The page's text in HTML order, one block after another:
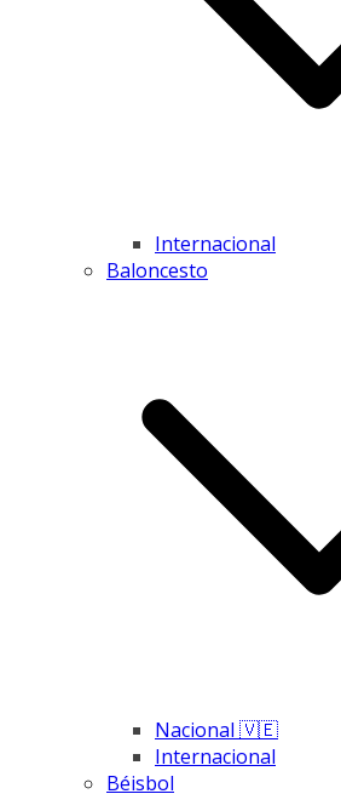
Internacional
Baloncesto
Nacional 🇻🇪
Internacional
Béisbol